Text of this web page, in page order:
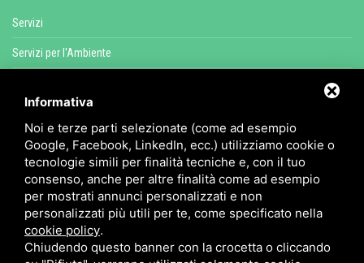
Servizi
Servizi per l'Ambiente
Servizi di Sicurezza e Salute
Servizi per la Telecomunicazione
Servizi Urbanistici e Architettura
Informativa
Noi e terze parti selezionate (come ad esempio
Google, Facebook, LinkedIn, ecc.) utilizziamo cookie o
tecnologie simili per finalità tecniche e, con il tuo
consenso, anche per altre finalità come ad esempio
per mostrati annunci personalizzati e non
personalizzati più utili per te, come specificato nella
cookie policy.
Chiudendo questo banner con la crocetta o cliccando